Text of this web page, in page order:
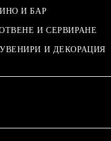
И БАР
И СЕРВИРАНЕ
И ДЕКОРАЦИЯ